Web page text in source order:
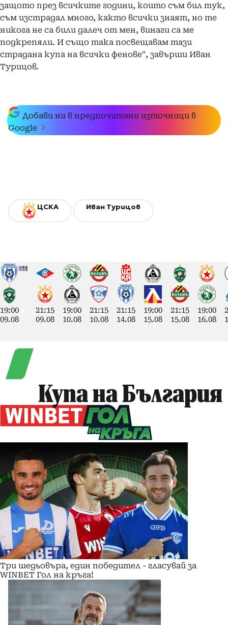
защото през всичките години, които съм бил тук,
съм изстрадал много, както всички знаят, но те
никога не са били далеч от мен, винаги са ме
подкрепяли. И също така посвещавам тази
страдана купа на всички фенове", завърши Иван
Турицов.
Добави ни в предпочитани източници в
Google
ЦСКА Иван Турицов
19:00
09.08
21:15
09.08
19:00
10.08
21:15
10.08
21:15
14.08
19:00
15.08
21:15
15.08
19:00
16.08
Купа на България
Три шедьовъра, един победител - гласувай за
WINBET Гол на кръга!